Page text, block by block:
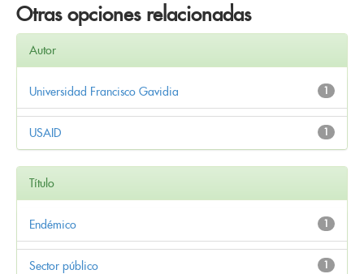
Otras opciones relacionadas
Autor
1
Universidad Francisco Gavidia
1
USAID
Título
1
Endémico
1
Sector público